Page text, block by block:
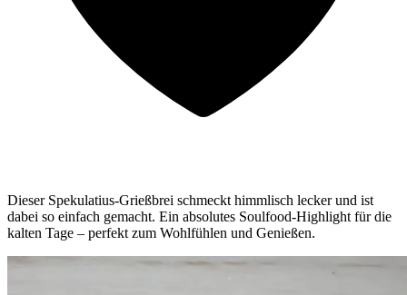
Dieser Spekulatius-Grießbrei schmeckt himmlisch lecker und ist
dabei so einfach gemacht. Ein absolutes Soulfood-Highlight für die
kalten Tage – perfekt zum Wohlfühlen und Genießen.